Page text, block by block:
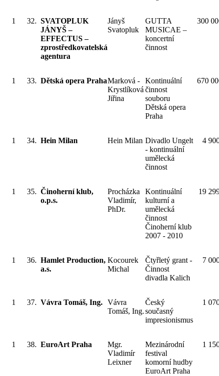
1 32. SVATOPLUK
JÁNYŠ –
EFFECTUS –
zprostředkovatelská
agentura
Jányš
Svatopluk
GUTTA
MUSICAE –
koncertní
činnost
300
1 33. Dětská opera PrahaMarková -
Krystlíková
Jiřina
Kontinuální
činnost
souboru
Dětská opera
Praha
670
1 34. Hein Milan Hein Milan Divadlo Ungelt
- kontinuální
umělecká
činnost
4
1 35. Činoherní klub,
o.p.s.
Procházka
Vladimír,
PhDr.
Kontinuální
kulturní a
umělecká
činnost
Činoherní klub
2007 - 2010
19
1 36. Hamlet Production,
a.s.
Kocourek
Michal
Čtyřletý grant -
Činnost
divadla Kalich
7
1 37. Vávra Tomáš, Ing. Vávra
Tomáš, Ing.
Český
současný
impresionismus
1
1 38. EuroArt Praha
Mgr.
Vladimír
Leixner
Mezinárodní
festival
komorní hudby
EuroArt Praha
1